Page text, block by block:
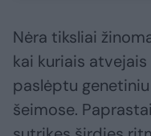
Nėra tiksliai
kai kuriais
paslėptu
šeimose.